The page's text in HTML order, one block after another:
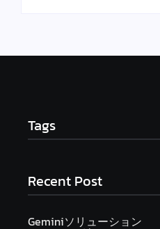
Tags
Recent Post
Geminiソリューション